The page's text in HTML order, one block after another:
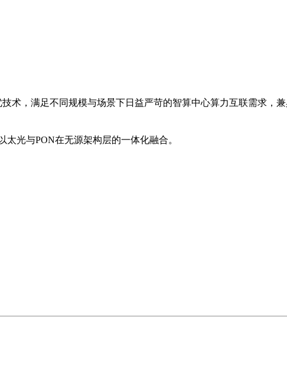
术，满足不同规模与场景下日益严苛的智算中心算力互联需求，
光与PON在无源架构层的一体化融合。